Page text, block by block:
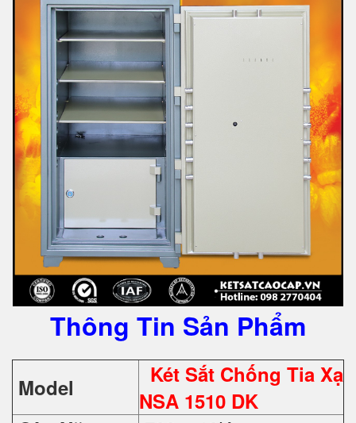
Thông Tin Sản Phẩm
Model
Két Sắt Chống Tia Xạ
NSA 1510 DK